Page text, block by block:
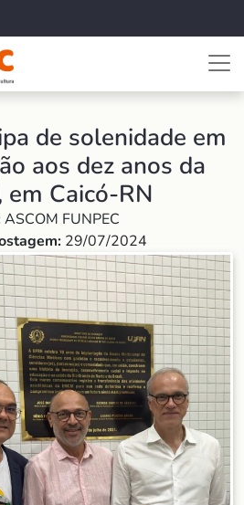
de solenidade em
aos dez anos da
em Caicó-RN
ASCOM FUNPEC
29/07/2024